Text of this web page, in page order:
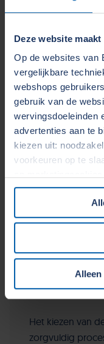
Deze website
Op de websites van
vergelijkbare
webshops
gebruik van de
wervingsdoeleinden
advertenties aan te
kiezen uit:
voorkeuren op te
persoonsgegevens
klikken, gaat u
en geeft u
van uw
allen tijde uw
Cookiebeleid op
Selecteer de
stappen
26 juni 2023
Het kiezen van
zorgvuldig